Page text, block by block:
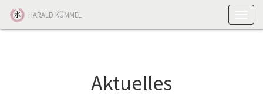
HARALD KÜMMEL
Aktuelles